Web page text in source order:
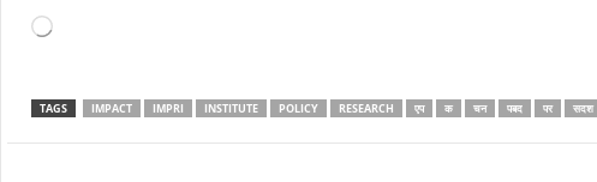
Loading…
TAGS IMPACT IMPRI INSTITUTE POLICY RESEARCH एप क चन पबद पर सदश